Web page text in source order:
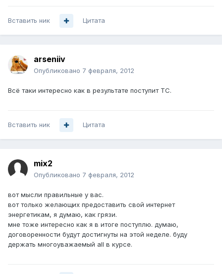
Вставить ник Цитата
arseniiv
Опубликовано 7 февраля, 2012
Всё таки интересно как в результате поступит ТС.
Вставить ник Цитата
mix2
Опубликовано 7 февраля, 2012
вот мысли правильные у вас.
вот только желающих предоставить свой интернет
энергетикам, я думаю, как грязи.
мне тоже интересно как я в итоге поступлю. думаю,
договоренности будут достигнуты на этой неделе. буду
держать многоуважаемый all в курсе.